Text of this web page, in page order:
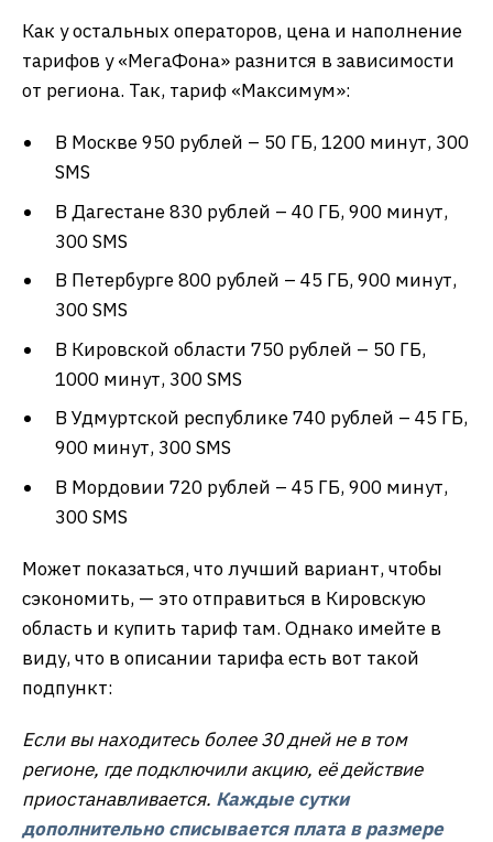
Как у остальных операторов, цена и наполнение
тарифов у «МегаФона» разнится в зависимости
от региона. Так, тариф «Максимум»:
В Москве 950 рублей – 50 ГБ, 1200 минут, 300
SMS
В Дагестане 830 рублей – 40 ГБ, 900 минут,
300 SMS
В Петербурге 800 рублей – 45 ГБ, 900 минут,
300 SMS
В Кировской области 750 рублей – 50 ГБ,
1000 минут, 300 SMS
В Удмуртской республике 740 рублей – 45 ГБ,
900 минут, 300 SMS
В Мордовии 720 рублей – 45 ГБ, 900 минут,
300 SMS
Может показаться, что лучший вариант, чтобы
сэкономить, — это отправиться в Кировскую
область и купить тариф там. Однако имейте в
виду, что в описании тарифа есть вот такой
подпункт:
Если вы находитесь более 30 дней не в том
регионе, где подключили акцию, её действие
приостанавливается. Каждые сутки
дополнительно списывается плата в размере